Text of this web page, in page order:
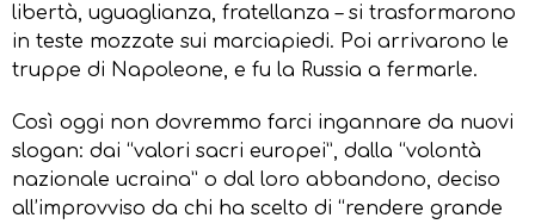
libertà, uguaglianza, fratellanza – si trasformarono
in teste mozzate sui marciapiedi. Poi arrivarono le
truppe di Napoleone, e fu la Russia a fermarle.
Così oggi non dovremmo farci ingannare da nuovi
slogan: dai “valori sacri europei”, dalla “volontà
nazionale ucraina” o dal loro abbandono, deciso
all’improvviso da chi ha scelto di “rendere grande